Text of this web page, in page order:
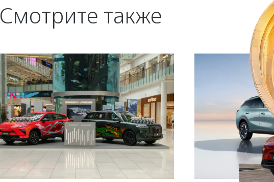
Смотрите также